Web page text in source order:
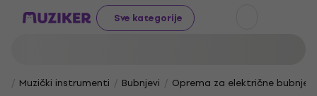
Sve kategorije
Muzički instrumenti Bubnjevi
Oprema za električne